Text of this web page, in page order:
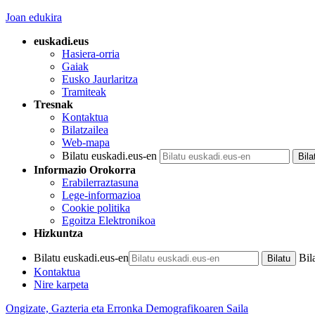
Joan edukira
euskadi.eus
Hasiera-orria
Gaiak
Eusko Jaurlaritza
Tramiteak
Tresnak
Kontaktua
Bilatzailea
Web-mapa
Bilatu euskadi.eus-en
Informazio Orokorra
Erabilerraztasuna
Lege-informazioa
Cookie politika
Egoitza Elektronikoa
Hizkuntza
Bilatu euskadi.eus-en
Kontaktua
Nire karpeta
Ongizate, Gazteria eta Erronka Demografikoaren Saila